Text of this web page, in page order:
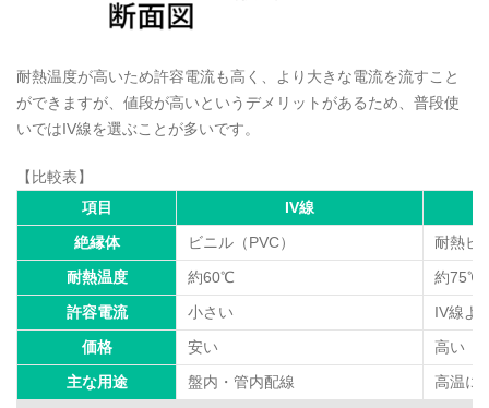
耐熱温度が高いため許容電流も高く、より大きな電流を流すこと
ができますが、値段が高いというデメリットがあるため、普段使
いではIV線を選ぶことが多いです。
【比較表】
項目
IV線
絶縁体
ビニル（PVC）
耐熱ビ
耐熱温度
約60℃
約75℃
許容電流
小さい
IV線よ
価格
安い
高い
主な用途
盤内・管内配線 高温に